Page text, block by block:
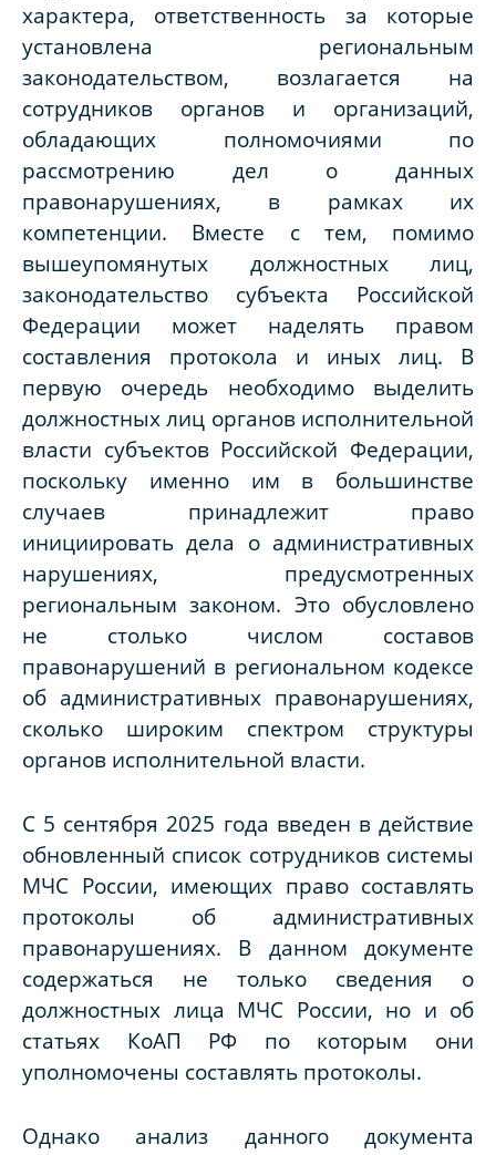
характера, ответственность за которые
установлена региональным
законодательством, возлагается на
сотрудников органов и организаций,
обладающих полномочиями по
рассмотрению дел о данных
правонарушениях, в рамках их
компетенции. Вместе с тем, помимо
вышеупомянутых должностных лиц,
законодательство субъекта Российской
Федерации может наделять правом
составления протокола и иных лиц. В
первую очередь необходимо выделить
должностных лиц органов исполнительной
власти субъектов Российской Федерации,
поскольку именно им в большинстве
случаев принадлежит право
инициировать дела о административных
нарушениях, предусмотренных
региональным законом. Это обусловлено
не столько числом составов
правонарушений в региональном кодексе
об административных правонарушениях,
сколько широким спектром структуры
органов исполнительной власти.
С 5 сентября 2025 года введен в действие
обновленный список сотрудников системы
МЧС России, имеющих право составлять
протоколы об административных
правонарушениях. В данном документе
содержаться не только сведения о
должностных лица МЧС России, но и об
статьях КоАП РФ по которым они
уполномочены составлять протоколы.
Однако анализ данного документа